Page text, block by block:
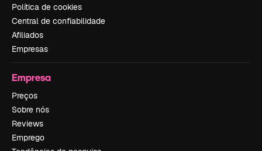
Política de cookies
Central de confiabilidade
Afiliados
Empresas
Empresa
Preços
Sobre nós
Reviews
Emprego